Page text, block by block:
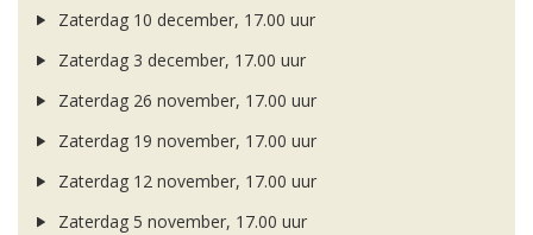
Zaterdag 10 december, 17.00 uur
Zaterdag 3 december, 17.00 uur
Zaterdag 26 november, 17.00 uur
Zaterdag 19 november, 17.00 uur
Zaterdag 12 november, 17.00 uur
Zaterdag 5 november, 17.00 uur